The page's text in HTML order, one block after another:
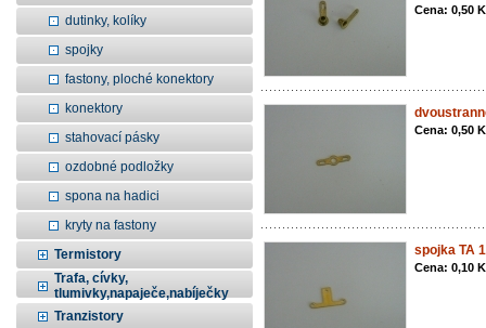
dutinky, kolíky
spojky
fastony, ploché konektory
konektory
stahovací pásky
ozdobné podložky
spona na hadici
kryty na fastony
Termistory
Trafa, cívky,
tlumivky,napaječe,nabíječky
Tranzistory
Cena: 0,50
Cena: 0,50
spojka TA
Cena: 0,10